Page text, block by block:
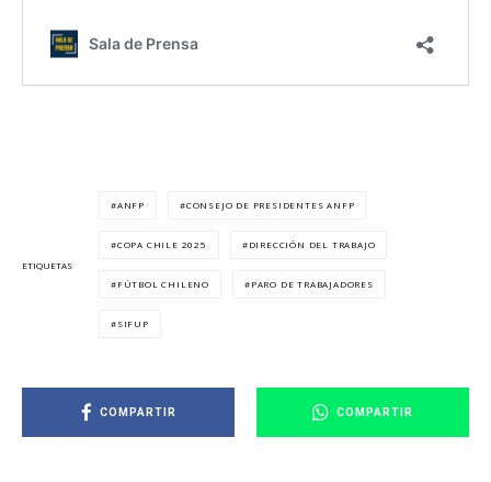
ETIQUETAS
ANFP CONSEJO DE PRESIDENTES ANFP
COPA CHILE 2025 DIRECCIÓN DEL TRABAJO
FÚTBOL CHILENO PARO DE TRABAJADORES
SIFUP
COMPARTIR COMPARTIR